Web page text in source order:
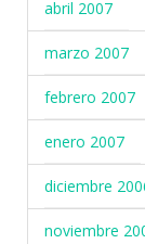
abril 2007
marzo 2007
febrero 2007
enero 2007
diciembre
noviembre